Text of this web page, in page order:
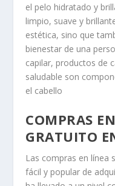
el pelo hidratado y
limpio, suave y
estética, sino que
bienestar de una
capilar, productos de
saludable son
el cabello
COMPRAS
GRATUITO
Las compras en línea
fácil y popular de